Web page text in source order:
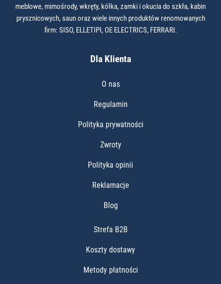
meblowe, mimośrody, wkręty, kółka, zamki i okucia do szkła, kabin
prysznicowych, saun oraz wiele innych produktów renomowanych
firm: SISO, ELLETIPI, OE ELECTRICS, FERRARI.
Dla Klienta
O nas
Regulamin
Polityka prywatności
Zwroty
Polityka opinii
Reklamacje
Blog
Strefa B2B
Koszty dostawy
Metody płatności